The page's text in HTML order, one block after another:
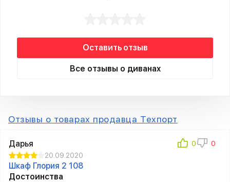
Оставить отзыв
Все отзывы о диванах
Отзывы о товарах продавца Техпорт
Дарья
20.09.2020
Шкаф Глория 2 108
Достоинства